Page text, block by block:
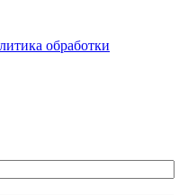
обработки